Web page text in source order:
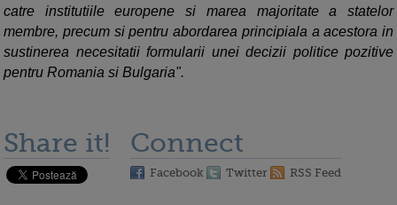
catre institutiile europene si marea majoritate a statelor
membre, precum si pentru abordarea principiala a acestora in
sustinerea necesitatii formularii unei decizii politice pozitive
pentru Romania si Bulgaria".
Share it! Connect
Facebook Twitter RSS Feed